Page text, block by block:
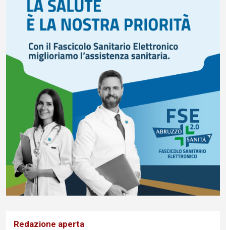
Redazione aperta